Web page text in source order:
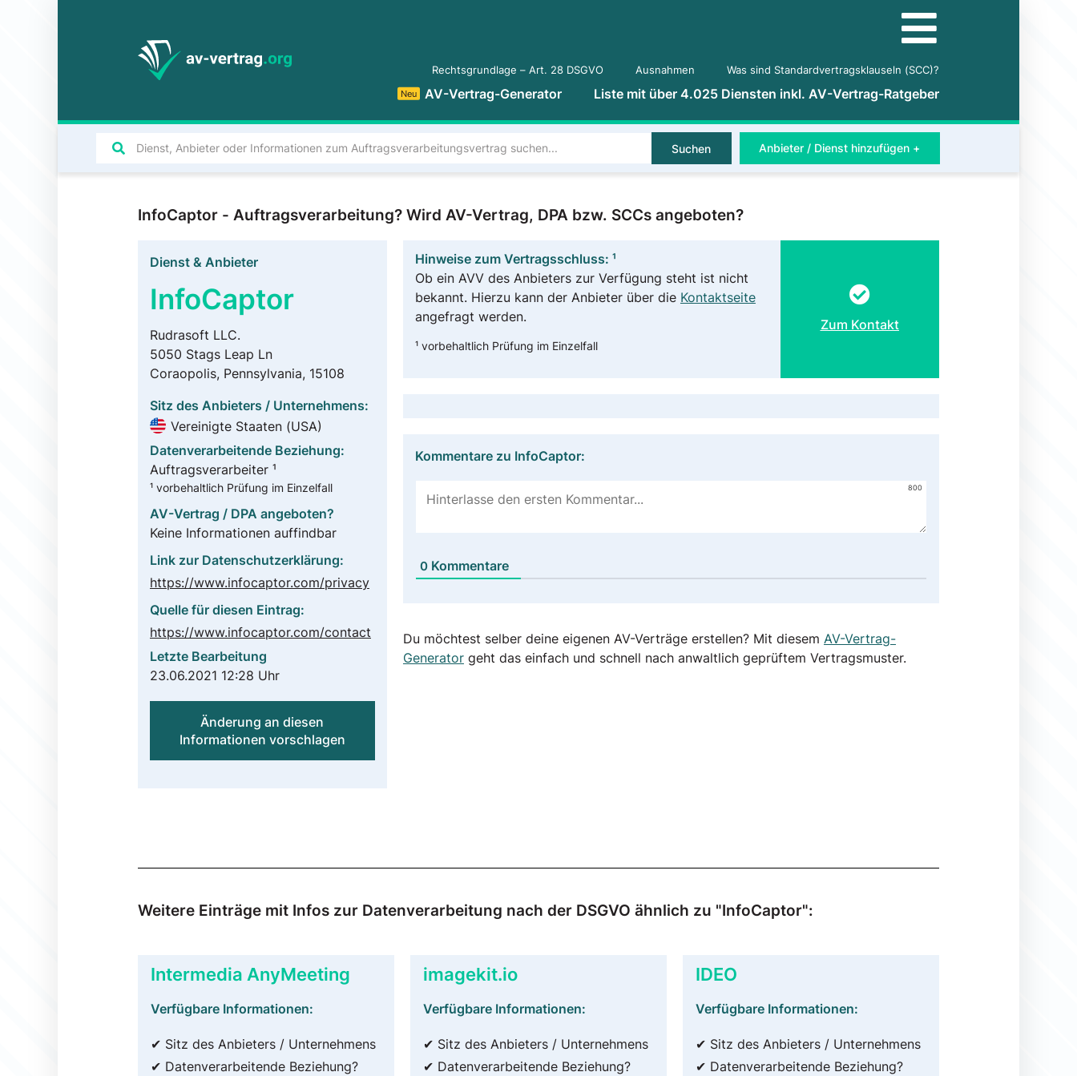
Rechtsgrundlage – Art. 28 DSGVO Ausnahmen Was sind Standardvertragsklauseln (SCC)?
Neu AV-Vertrag-Generator Liste mit über 4.025 Diensten inkl. AV-Vertrag-Ratgeber
Suchen Anbieter / Dienst hinzufügen +
InfoCaptor - Auftragsverarbeitung? Wird AV-Vertrag, DPA bzw. SCCs angeboten?
Dienst & Anbieter
InfoCaptor
Rudrasoft LLC.
5050 Stags Leap Ln
Coraopolis, Pennsylvania, 15108
Sitz des Anbieters / Unternehmens:
Vereinigte Staaten (USA)
Datenverarbeitende Beziehung:
Auftragsverarbeiter ¹
¹ vorbehaltlich Prüfung im Einzelfall
AV-Vertrag / DPA angeboten?
Keine Informationen auffindbar
Link zur Datenschutzerklärung:
https://www.infocaptor.com/privacy
Quelle für diesen Eintrag:
https://www.infocaptor.com/contact
Letzte Bearbeitung
23.06.2021 12:28 Uhr
Änderung an diesen
Informationen vorschlagen
Hinweise zum Vertragsschluss: ¹
Ob ein AVV des Anbieters zur Verfügung steht ist nicht
bekannt. Hierzu kann der Anbieter über die Kontaktseite
angefragt werden.
¹ vorbehaltlich Prüfung im Einzelfall
Zum Kontakt
Kommentare zu InfoCaptor:
800
0Kommentare
Du möchtest selber deine eigenen AV-Verträge erstellen? Mit diesem AV-Vertrag-
Generatorgeht das einfach und schnell nach anwaltlich geprüftem Vertragsmuster.
Weitere Einträge mit Infos zur Datenverarbeitung nach der DSGVO ähnlich zu "InfoCaptor":
Intermedia AnyMeeting
Verfügbare Informationen:
✔ Sitz des Anbieters / Unternehmens
✔ Datenverarbeitende Beziehung?
imagekit.io
Verfügbare Informationen:
✔ Sitz des Anbieters / Unternehmens
✔ Datenverarbeitende Beziehung?
IDEO
Verfügbare Informationen:
✔ Sitz des Anbieters / Unternehmens
✔ Datenverarbeitende Beziehung?